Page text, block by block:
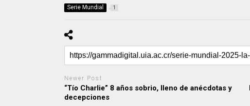
Serie Mundial 1
Newer Post
“Tío Charlie” 8 años sobrio, lleno de anécdotas y
decepciones